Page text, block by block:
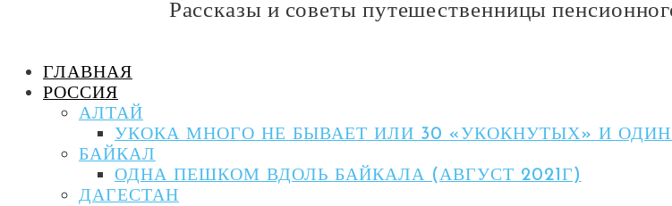
Рассказы и советы путешественницы
ГЛАВНАЯ
РОССИЯ
АЛТАЙ
УКОКА МНОГО НЕ БЫВАЕТ ИЛИ 30 «УКОКНУТЫХ» И ОДИН
БАЙКАЛ
ОДНА ПЕШКОМ ВДОЛЬ БАЙКАЛА (АВГУСТ 2021Г)
ДАГЕСТАН